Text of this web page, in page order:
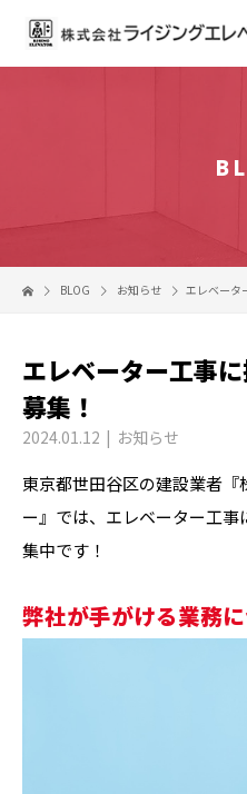
BLOG お知らせ エレベータ
エレベーター工事
募集！
2024.01.12 お知らせ
東京都世田谷区の建設業者
ー』では、エレベーター工
集中です！
弊社が手がける業務